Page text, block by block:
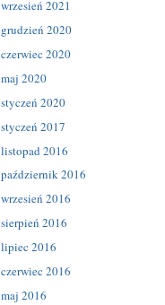
wrzesień 2021
grudzień 2020
czerwiec 2020
maj 2020
styczeń 2020
styczeń 2017
listopad 2016
październik 2016
wrzesień 2016
sierpień 2016
lipiec 2016
czerwiec 2016
maj 2016